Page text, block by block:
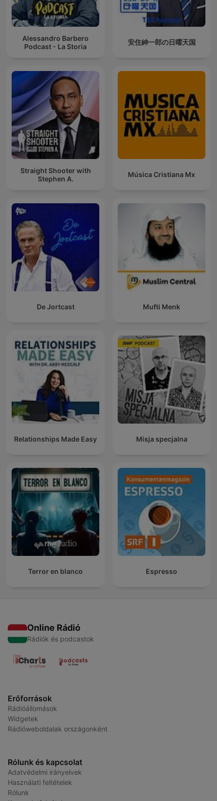
Alessandro Barbero
Podcast - La Storia
安住紳一郎の日曜天国
Straight Shooter with
Stephen A.
Música Cristiana Mx
De Jortcast Mufti Menk
Relationships Made Easy Misja specjalna
Terror en blanco Espresso
Online Rádió
Rádiók és podcastok
Erőforrások
Rádióállomások
Widgetek
Rádióweboldalak országonként
Rólunk és kapcsolat
Adatvédelmi irányelvek
Használati feltételek
Rólunk